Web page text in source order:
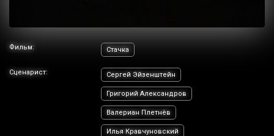
Фильм: Стачка
Сценарист: Сергей Эйзенштейн
Григорий Александров
Валериан Плетнёв
Илья Кравчуновский